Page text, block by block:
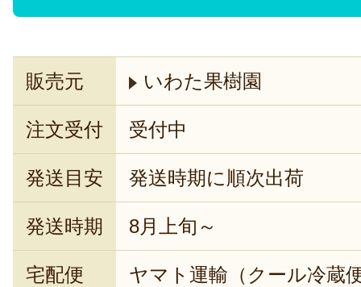
販売元 いわた果樹園
注文受付 受付中
発送目安 発送時期に順次出荷
発送時期 8月上旬～
宅配便 ヤマト運輸（クール冷蔵